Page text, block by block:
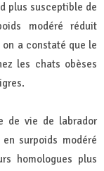
plus susceptible de
modéré réduit
a constaté que le
les chats obèses
de vie de labrador
surpoids modéré
homologues plus